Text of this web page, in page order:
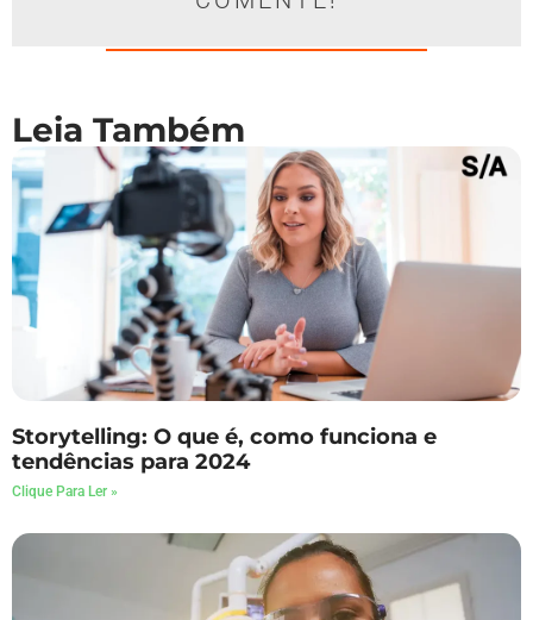
Storytelling: O que é, como funciona e
tendências para 2024
Clique Para Ler »
Leia Também